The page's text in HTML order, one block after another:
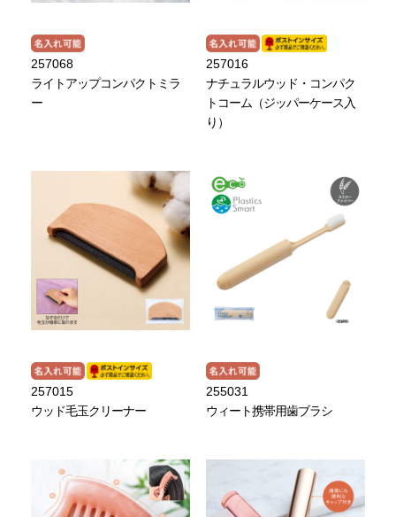
257068
ライトアップコンパクトミラ
ー
257016
ナチュラルウッド・コンパク
トコーム（ジッパーケース入
り）
257015
ウッド毛玉クリーナー
255031
ウィート携帯用歯ブラシ